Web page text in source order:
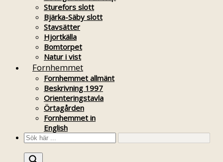
Sturefors slott
Bjärka-Säby slott
Stavsätter
Hjortkälla
Bomtorpet
Natur i vist
Fornhemmet
Fornhemmet allmänt
Beskrivning 1997
Orienteringstavla
Örtagården
Fornhemmet in
English